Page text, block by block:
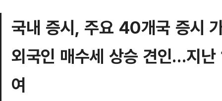
국내 증시, 주요 40개국 증시
외국인 매수세 상승 견인…지
여